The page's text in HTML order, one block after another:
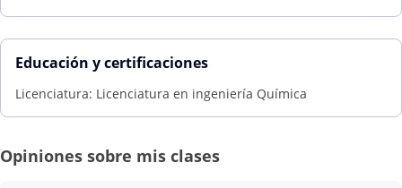
Educación y certificaciones
Licenciatura: Licenciatura en ingeniería Química
Opiniones sobre mis clases